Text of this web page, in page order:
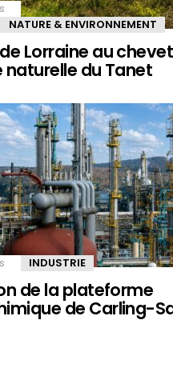
NATURE & ENVIRONNEMENT
de Lorraine au
naturelle du Tanet
INDUSTRIE
de la plateforme
de Carling-